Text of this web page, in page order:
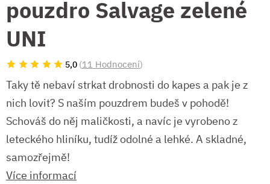
pouzdro Salvage zelené
UNI
5,0 (11 Hodnocení)
Taky tě nebaví strkat drobnosti do kapes a pak je z
nich lovit? S naším pouzdrem budeš v pohodě!
Schováš do něj maličkosti, a navíc je vyrobeno z
leteckého hliníku, tudíž odolné a lehké. A skladné,
samozřejmě!
Více informací